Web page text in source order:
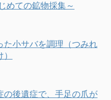
めての鉱物採集～
た小サバを調理（つみれ
の後遺症で、手足の爪が